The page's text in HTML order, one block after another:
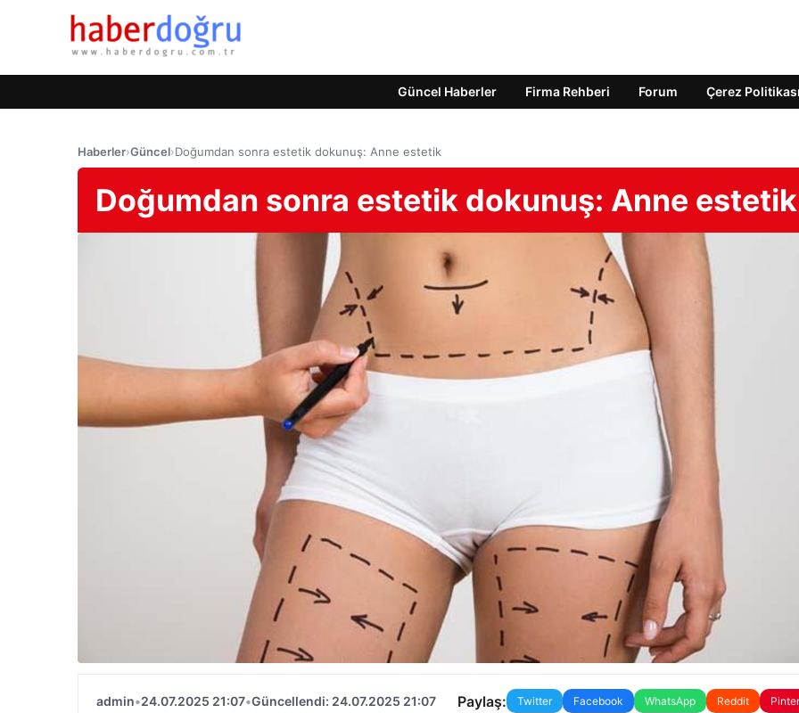
Güncel Haberler Firma Rehberi Forum Çerez Politikası
Haberler›Güncel›Doğumdan sonra estetik dokunuş: Anne estetik
Doğumdan sonra estetik dokunuş: Anne estetik
admin•24.07.2025 21:07•Güncellendi: 24.07.2025 21:07 Paylaş: Twitter Facebook WhatsApp Reddit